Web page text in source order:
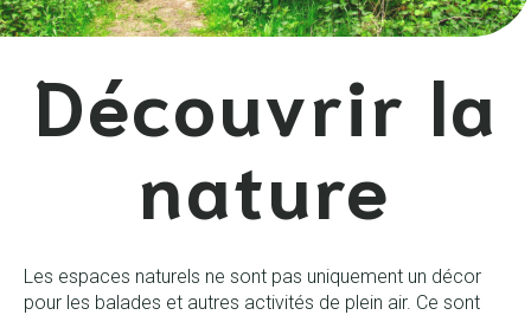
Découvrir la
nature
Les espaces naturels ne sont pas uniquement un décor
pour les balades et autres activités de plein air. Ce sont